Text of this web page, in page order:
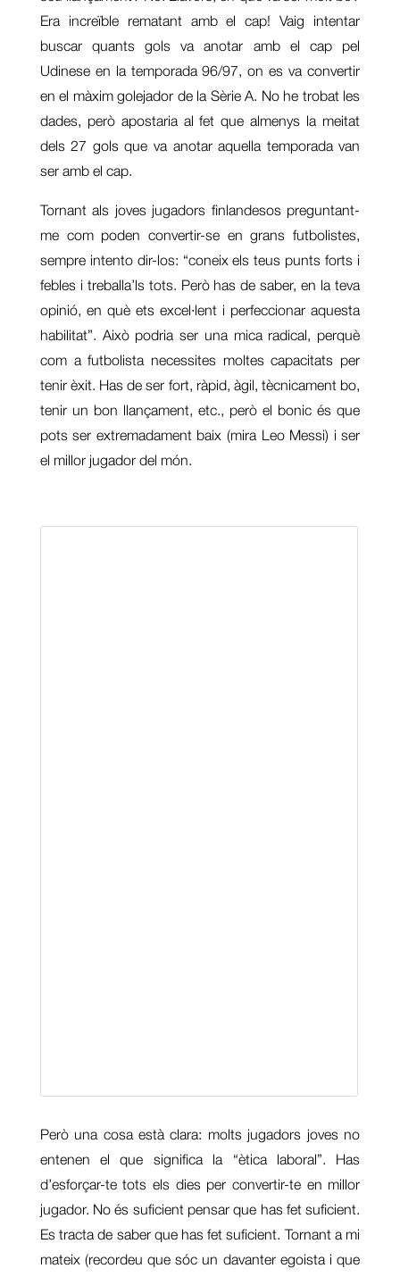
Era increïble rematant amb el cap! Vaig intentar
buscar quants gols va anotar amb el cap pel
Udinese en la temporada 96/97, on es va convertir
en el màxim golejador de la Sèrie A. No he trobat les
dades, però apostaria al fet que almenys la meitat
dels 27 gols que va anotar aquella temporada van
ser amb el cap.
Tornant als joves jugadors finlandesos preguntant-
me com poden convertir-se en grans futbolistes,
sempre intento dir-los: “coneix els teus punts forts i
febles i treballa’ls tots. Però has de saber, en la teva
opinió, en què ets excel·lent i perfeccionar aquesta
habilitat”. Això podria ser una mica radical, perquè
com a futbolista necessites moltes capacitats per
tenir èxit. Has de ser fort, ràpid, àgil, tècnicament bo,
tenir un bon llançament, etc., però el bonic és que
pots ser extremadament baix (mira Leo Messi) i ser
el millor jugador del món.
Però una cosa està clara: molts jugadors joves no
entenen el que significa la “ètica laboral”. Has
d’esforçar-te tots els dies per convertir-te en millor
jugador. No és suficient pensar que has fet suficient.
Es tracta de saber que has fet suficient. Tornant a mi
mateix (recordeu que sóc un davanter egoista i que